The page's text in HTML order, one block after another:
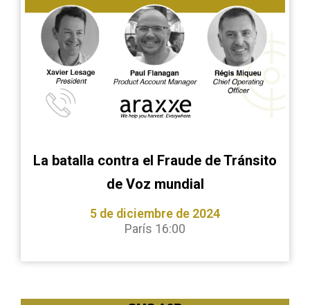
La batalla contra el Fraude de Tránsito
de Voz mundial
5 de diciembre de 2024
París 16:00